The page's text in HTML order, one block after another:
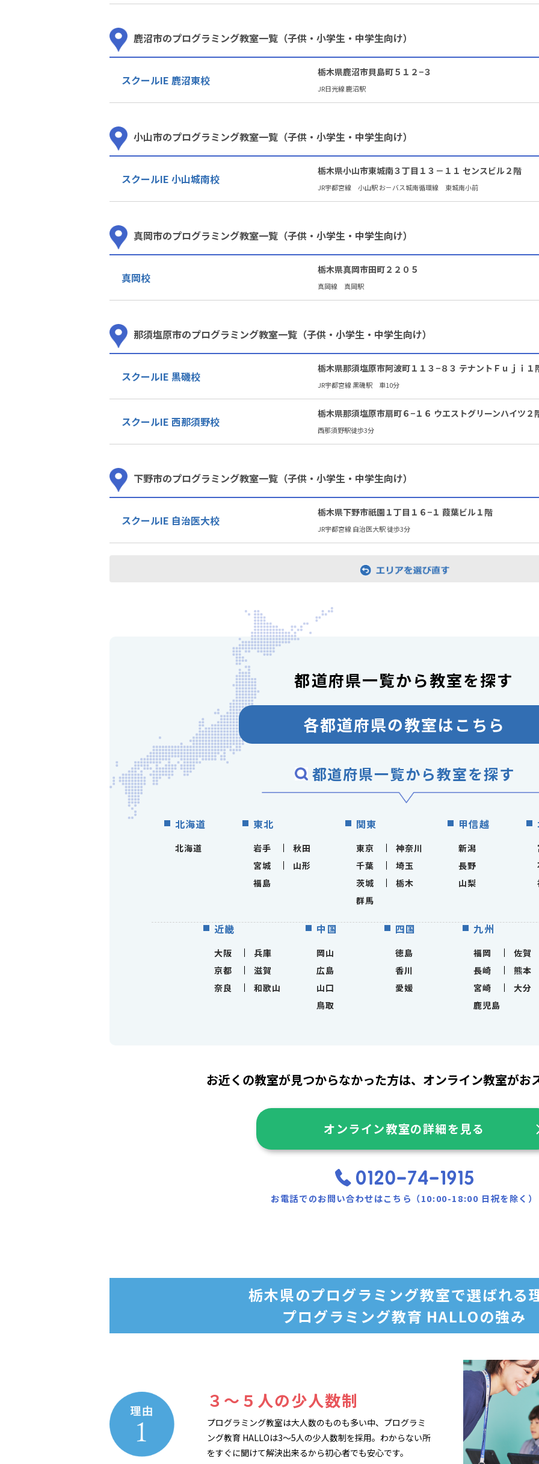
鹿沼市のプログラミング教室一覧（子供・小学生・中学生向け）
スクールIE 鹿沼東校
栃木県鹿沼市貝島町５１２−３
JR日光線 鹿沼駅
小山市のプログラミング教室一覧（子供・小学生・中学生向け）
スクールIE 小山城南校
栃木県小山市東城南３丁目１３－１１ センスビル２階
JR宇都宮線 小山駅 お－バス城南循環線 東城南小前
真岡市のプログラミング教室一覧（子供・小学生・中学生向け）
真岡校
栃木県真岡市田町２２０５
真岡線 真岡駅
那須塩原市のプログラミング教室一覧（子供・小学生・中学生向け）
スクールIE 黒磯校
栃木県那須塩原市阿波町１１３−８３ テナントＦｕｊｉ１
JR宇都宮線 黒磯駅 車10分
スクールIE 西那須野校
栃木県那須塩原市扇町６−１６ ウエストグリーンハイツ２
西那須野駅徒歩3分
下野市のプログラミング教室一覧（子供・小学生・中学生向け）
スクールIE 自治医大校
栃木県下野市祇園１丁目１６−１ 葭葉ビル１階
JR宇都宮線 自治医大駅 徒歩3分
都道府県一覧から教室を探す
各都道府県の教室はこちら
都道府県一覧から教室を探す
北海道
北海道
東北
岩手
秋田
宮城
山形
福島
関東
東京
神奈川
千葉
埼玉
茨城
栃木
群馬
甲信越
新潟
長野
山梨
近畿
大阪
兵庫
京都
滋賀
奈良
和歌山
中国
岡山
広島
山口
鳥取
四国
徳島
香川
愛媛
九州
福岡
佐賀
長崎
熊本
宮崎
大分
鹿児島
お近くの教室が見つからなかった方は、 オンライン教室がお
オンライン教室の詳細を見る
お電話でのお問い合わせはこちら（10:00-18:00 日祝を除く）
栃木県のプログラミング教室で選ばれる
プログラミング教育 HALLOの強み
３～５人の少人数制
プログラミング教室は大人数のものも多い中、プログラミ
ング教育 HALLOは3～5人の少人数制を採用。わからない所
をすぐに聞けて解決出来るから初心者でも安心です。